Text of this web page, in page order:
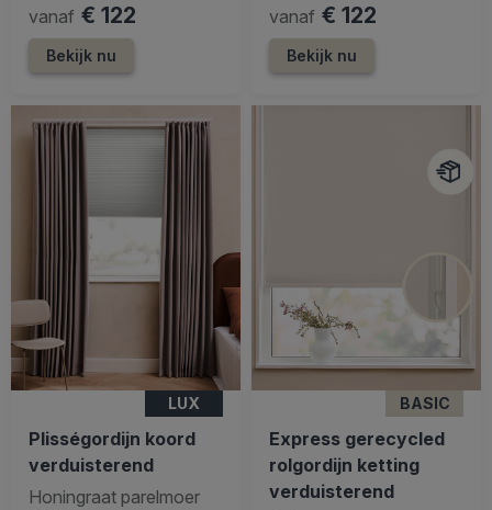
vanaf € 122
Bekijk nu
vanaf € 122
Bekijk nu
LUX
Plisségordijn koord
verduisterend
Honingraat parelmoer
BASIC
Express gerecycled
rolgordijn ketting
verduisterend